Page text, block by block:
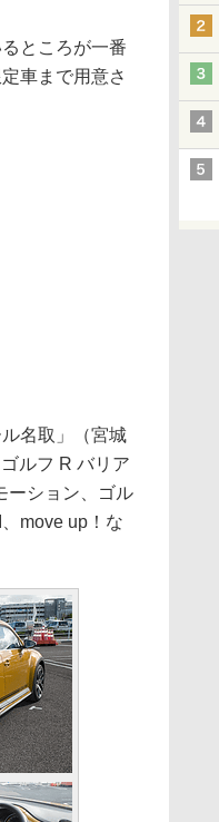
ところが一番
車まで用意さ
名取」（宮城
ルフ R バリア
ーション、ゴル
move up！な